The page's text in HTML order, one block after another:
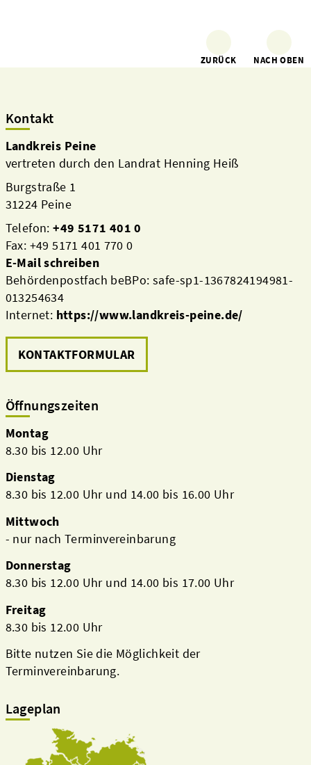
ZURÜCK NACH OBEN
Kontakt
Landkreis Peine
vertreten durch den Landrat Henning Heiß
Burgstraße 1
31224 Peine
Telefon:+49 5171 401 0
Fax: +49 5171 401 770 0
E-Mail schreiben
Behördenpostfach beBPo: safe-sp1-1367824194981-
013254634
Internet: https://www.landkreis-peine.de/
KONTAKTFORMULAR
Öffnungszeiten
Montag
8.30 bis 12.00 Uhr
Dienstag
8.30 bis 12.00 Uhr und 14.00 bis 16.00 Uhr
Mittwoch
- nur nach Terminvereinbarung
Donnerstag
8.30 bis 12.00 Uhr und 14.00 bis 17.00 Uhr
Freitag
8.30 bis 12.00 Uhr
Bitte nutzen Sie die Möglichkeit der
Terminvereinbarung.
Lageplan